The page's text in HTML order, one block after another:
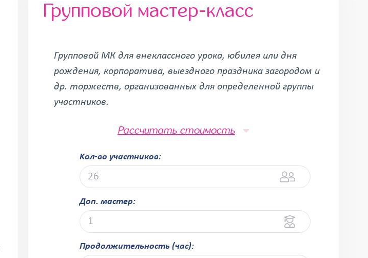
Групповой мастер-класс
Групповой МК для внеклассного урока, юбилея или дня
рождения, корпоратива, выездного праздника загородом и
др. торжеств, организованных для определенной группы
участников.
Рассчитать стоимость
Kол-во участников:
Доп. мастер:
Продолжительность (час):